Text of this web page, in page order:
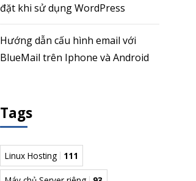
đặt khi sử dụng WordPress
Hướng dẫn cấu hình email với
BlueMail trên Iphone và Android
Tags
Linux Hosting 111